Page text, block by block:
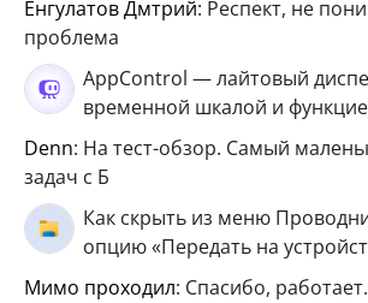
Енгулатов Дмтрий: Респект, не
проблема
AppControl — лайтовый
временной шкалой и
Denn: На тест-обзор. Самый
задач с Б
Как скрыть из меню
опцию «Передать на
мимо проходил: Спасибо, работает.